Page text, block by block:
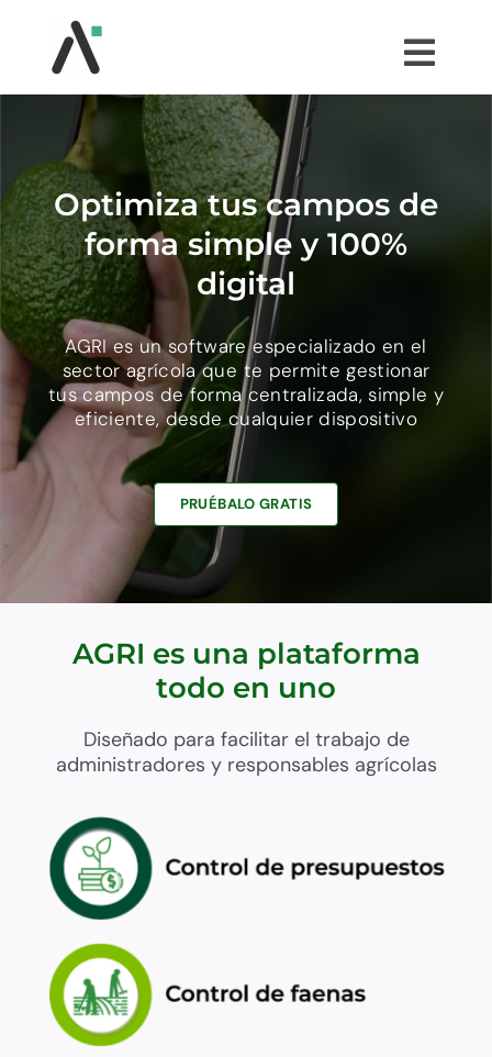
contenido
¿QUÉ ES AGRI?
MÓDULOS
TESTIMONIOS
PRECIOS
COMUNIDAD AGRI
PRUÉBALO GRATIS
Optimiza tus campos de
forma simple y 100%
digital
AGRI es un software especializado en el
sector agrícola que te permite gestionar
tus campos de forma centralizada, simple y
eficiente, desde cualquier dispositivo
PRUÉBALO GRATIS
AGRI es una plataforma
todo en uno
Diseñado para facilitar el trabajo de
administradores y responsables agrícolas